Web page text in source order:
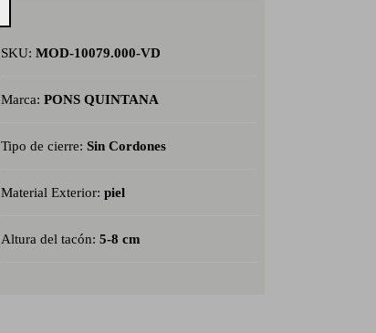
SKU: MOD-10079.000-VD
Marca: PONS QUINTANA
Tipo de cierre: Sin Cordones
Material Exterior: piel
Altura del tacón: 5-8 cm